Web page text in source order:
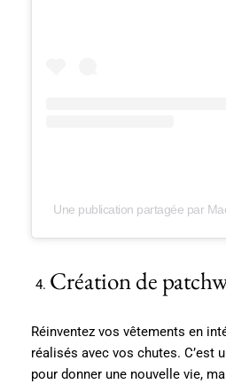
Une publication partagée par
Création de
Réinventez vos vêtements en
réalisés avec vos chutes. C’est
pour donner une nouvelle vie,